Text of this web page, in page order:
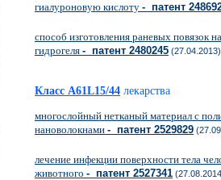
гиалуроновую кислоту - патент
способ изготовления раневых повязок
гидрогеля - патент 2480245 (27.04.2013)
Класс A61L15/44 лекарства
многослойный нетканый материал с
нановолокнами - патент 2529829
лечение инфекции поверхности тела
животного - патент 2527341